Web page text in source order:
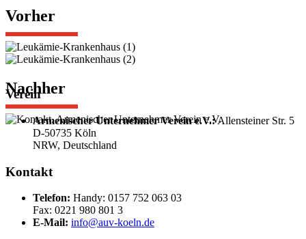
Vorher
Nachher
Verein
Armenischer Unternehmer Verein e.V.:Allensteiner Str. 5
D-50735 Köln
NRW, Deutschland
Kontakt
Telefon: Handy: 0157 752 063 03
Fax: 0221 980 801 3
E-Mail: info@auv-koeln.de